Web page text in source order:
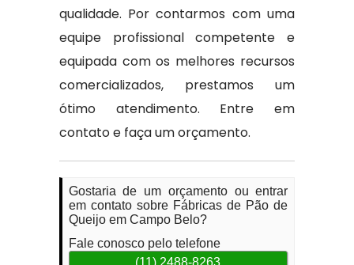
qualidade. Por contarmos com uma
equipe profissional competente e
equipada com os melhores recursos
comercializados, prestamos um
ótimo atendimento. Entre em
contato e faça um orçamento.
Gostaria de um orçamento ou entrar
em contato sobre Fábricas de Pão de
Queijo em Campo Belo?
Fale conosco pelo telefone
(11) 2488-8263